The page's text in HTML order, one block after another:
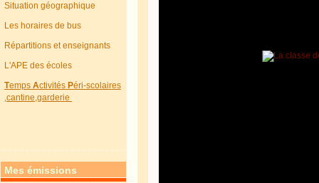
Situation géographique
Les horaires de bus
Répartitions et enseignants
L'APE des écoles
TempsActivitésPéri-scolaires
,cantine,garderie
Mes émissions